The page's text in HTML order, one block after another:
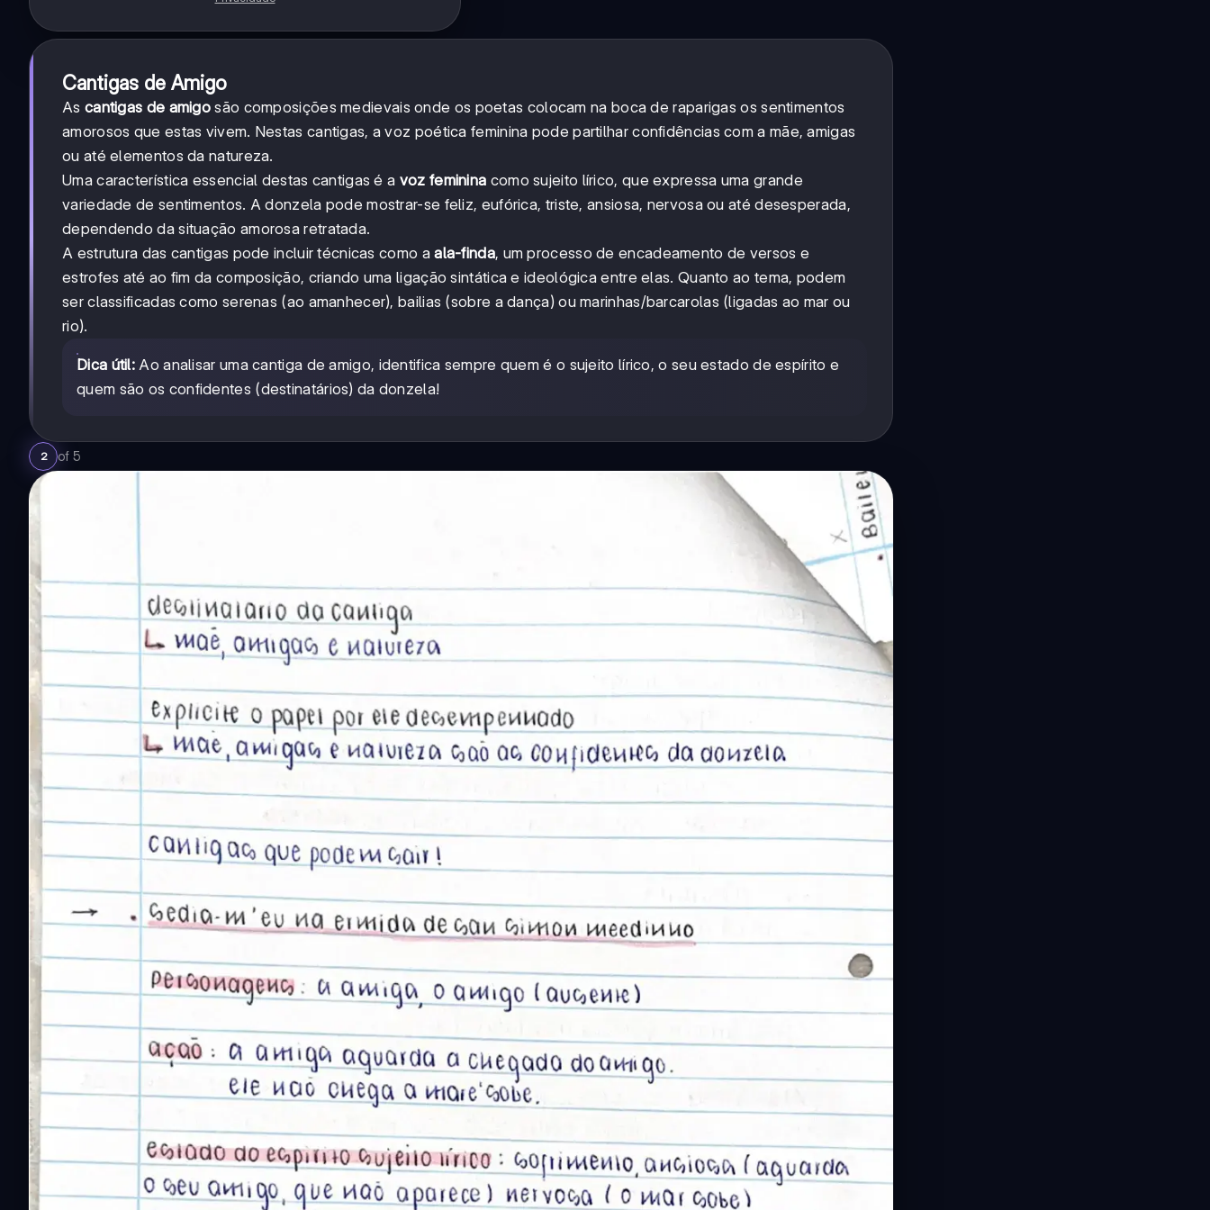
Cantigas de Amigo
As cantigas de amigo são composições medievais onde os poetas colocam na boca de raparigas os sentimentos
amorosos que estas vivem. Nestas cantigas, a voz poética feminina pode partilhar confidências com a mãe, amigas
ou até elementos da natureza.
Uma característica essencial destas cantigas é a voz feminina como sujeito lírico, que expressa uma grande
variedade de sentimentos. A donzela pode mostrar-se feliz, eufórica, triste, ansiosa, nervosa ou até desesperada,
dependendo da situação amorosa retratada.
A estrutura das cantigas pode incluir técnicas como aala-finda, um processo de encadeamento de versos e
estrofes até ao fim da composição, criando uma ligação sintática e ideológica entre elas. Quanto ao tema, podem
ser classificadas como serenas (ao amanhecer), bailias (sobre a dança) ou marinhas/barcarolas (ligadas ao mar ou
rio).
Dica útil: Ao analisar uma cantiga de amigo, identifica sempre quem é o sujeito lírico, o seu estado de espírito e
quem são os confidentes (destinatários) da donzela!
2 of 5